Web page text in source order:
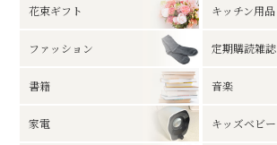
花束ギフト キッチン用品
ファッション 定期購読雑誌
書籍 音楽
家電 キッズベビー